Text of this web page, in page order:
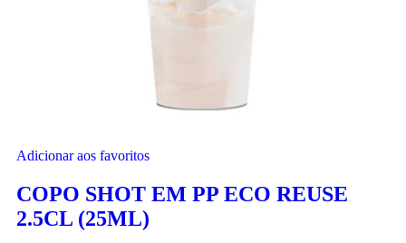
Adicionar aos favoritos
COPO SHOT EM PP ECO REUSE
2.5CL (25ML)